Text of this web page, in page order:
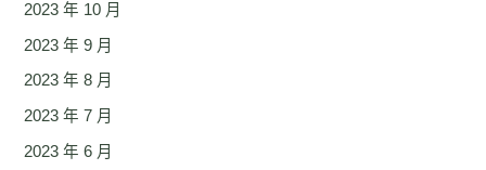
2023 年 10 月
2023 年 9 月
2023 年 8 月
2023 年 7 月
2023 年 6 月